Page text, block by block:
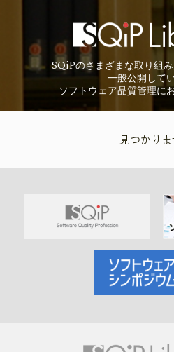
SQiPのさまざまな取り組
一般公開して
ソフトウェア品質管理に
見つかり